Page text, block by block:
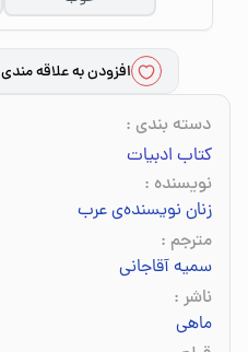
افزودن به علاقه مندی
دسته بندی :
کتاب ادبیات
نویسنده :
زنان نویسنده‌ی عرب
مترجم :
سمیه آقاجانی
ناشر :
ماهی